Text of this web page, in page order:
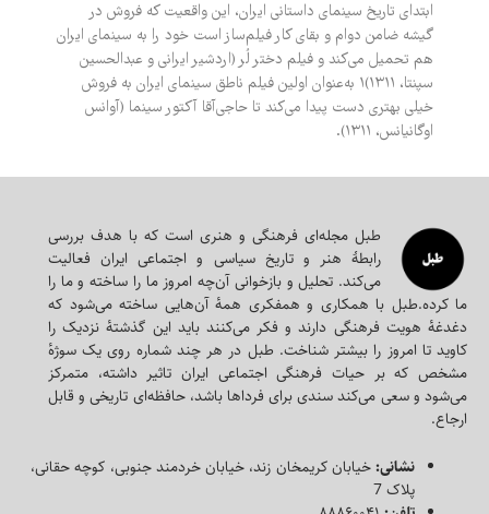
ابتدای تاریخ سینمای داستانی ایران، این واقعیت که فروش در
گیشه ضامن دوام و بقای کار فیلم‌ساز است خود را به سینمای ایران
هم تحمیل می‌کند و فیلم دختر لُر (اردشیر ایرانی و عبدالحسین
سپنتا، ۱۳۱۱)۱ به‌عنوان اولین فیلم ناطق سینمای ایران به فروش
خیلی بهتری دست پیدا می‌کند تا حاجی‌آقا آکتور سینما (آوانس
اوگانیانس، ۱۳۱۱).
طبل مجله‌ای‌ فرهنگی و هنری است که با هدف بررسی
رابطۀ هنر و تاریخ سیاسی و اجتماعی ایران فعالیت
می‌کند. تحلیل و بازخوانی آن‌چه امروز ما را ساخته و ما را
ما کرده.طبل با همکاری و همفکری همه‌ٔ آن‌هایی ساخته می‌شود که
دغدغه‌ٔ هویت فرهنگی دارند و فکر می‌کنند باید این گذشته‌ٔ نزدیک را
کاوید تا امروز را بیشتر شناخت. طبل در هر چند شماره روی یک سوژه‌ٔ
مشخص که بر حیات فرهنگی اجتماعی ایران تاثیر داشته، متمرکز
می‌شود و سعی می‌کند سندی برای فرداها باشد، حافظه‌ای تاریخی و قابل
ارجاع.
نشانی:خیابان کریمخان زند، خیابان خردمند جنوبی، کوچه حقانی،
پلاک 7